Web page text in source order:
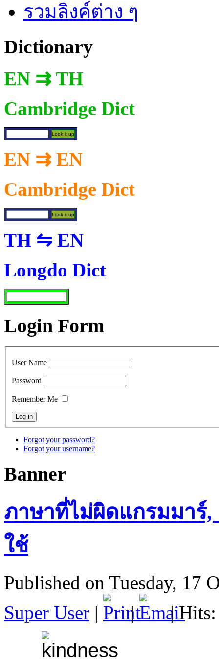
รวมลิงค์ต่าง ๆ
Dictionary
EN ⇉ TH
Cambridge Dict
EN ⇉ EN
Cambridge Dict
TH ⇋ EN
Longdo Dict
Login Form
User Name
Password
Remember Me
Forgot your password?
Forgot your username?
Banner
ภาษาที่ไม่ผิดแกรมมาร์,
ใช้
Published on Tuesday, 17
Super User | | | Hits: